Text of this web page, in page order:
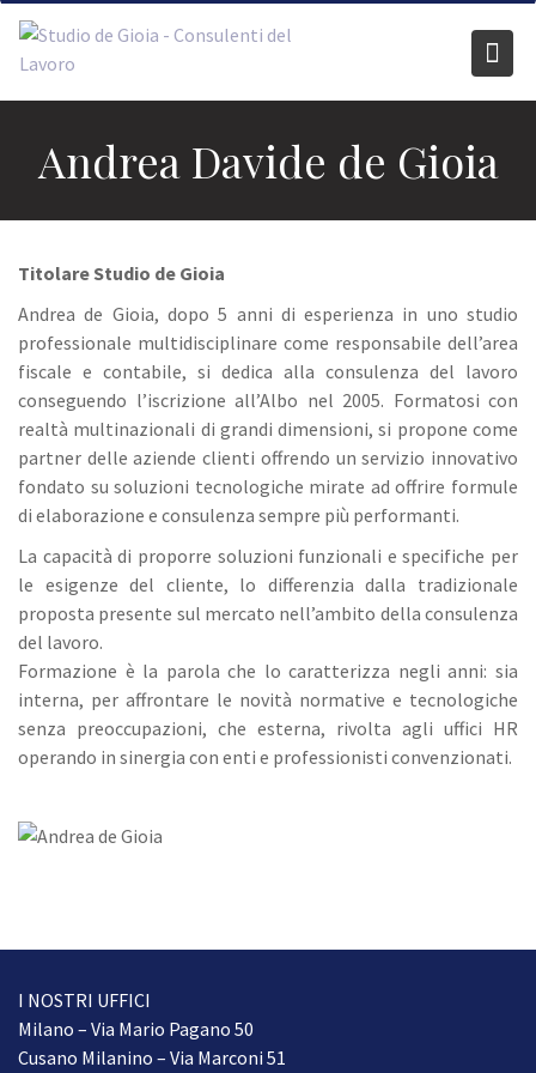
content
Andrea Davide de Gioia
Titolare Studio de Gioia
Andrea de Gioia, dopo 5 anni di esperienza in uno studio
professionale multidisciplinare come responsabile dell’area
fiscale e contabile, si dedica alla consulenza del lavoro
conseguendo l’iscrizione all’Albo nel 2005. Formatosi con
realtà multinazionali di grandi dimensioni, si propone come
partner delle aziende clienti offrendo un servizio innovativo
fondato su soluzioni tecnologiche mirate ad offrire formule
di elaborazione e consulenza sempre più performanti.
La capacità di proporre soluzioni funzionali e specifiche per
le esigenze del cliente, lo differenzia dalla tradizionale
proposta presente sul mercato nell’ambito della consulenza
del lavoro.
Formazione è la parola che lo caratterizza negli anni: sia
interna, per affrontare le novità normative e tecnologiche
senza preoccupazioni, che esterna, rivolta agli uffici HR
operando in sinergia con enti e professionisti convenzionati.
I NOSTRI UFFICI
Milano – Via Mario Pagano 50
Cusano Milanino – Via Marconi 51